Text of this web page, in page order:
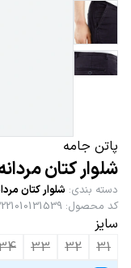
پاتن جامه
شلوار کتان
دسته بندی: شلوار کتان
کد محصول:
سایز
31
32
33